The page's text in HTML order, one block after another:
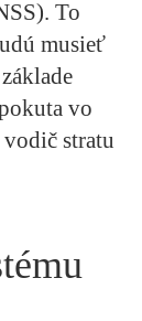
To
musieť
vo
stratu